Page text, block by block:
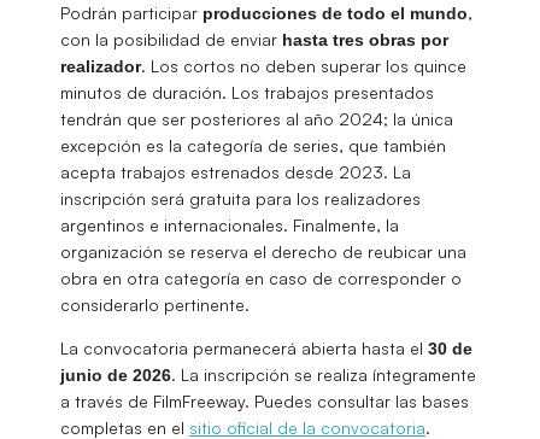
Podrán participar producciones de todo el mundo,
con la posibilidad de enviar hasta tres obras por
realizador. Los cortos no deben superar los quince
minutos de duración. Los trabajos presentados
tendrán que ser posteriores al año 2024; la única
excepción es la categoría de series, que también
acepta trabajos estrenados desde 2023. La
inscripción será gratuita para los realizadores
argentinos e internacionales. Finalmente, la
organización se reserva el derecho de reubicar una
obra en otra categoría en caso de corresponder o
considerarlo pertinente.
La convocatoria permanecerá abierta hasta el 30 de
junio de 2026. La inscripción se realiza íntegramente
a través de FilmFreeway. Puedes consultar las bases
completas en el sitio oficial de la convocatoria.